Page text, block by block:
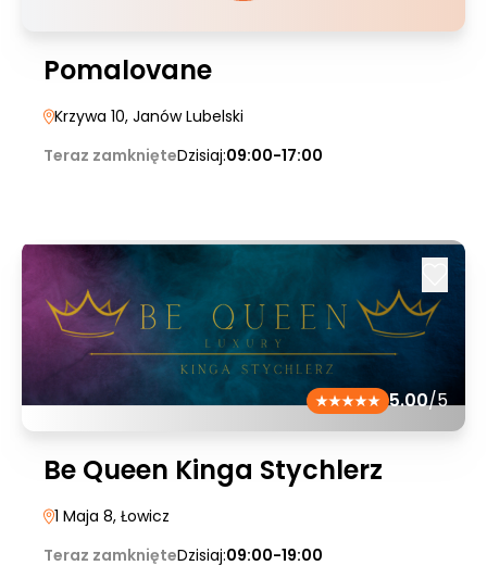
Pomalovane
Krzywa 10, Janów Lubelski
Teraz zamknięteDzisiaj:09:00-17:00
5.00/5
Be Queen Kinga Stychlerz
1 Maja 8, Łowicz
Teraz zamknięteDzisiaj:09:00-19:00